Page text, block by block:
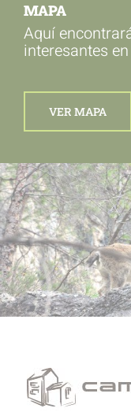
MAPA
Aquí
interesantes
VER MAPA